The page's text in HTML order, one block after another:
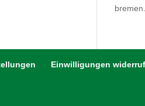
Einwilligungen